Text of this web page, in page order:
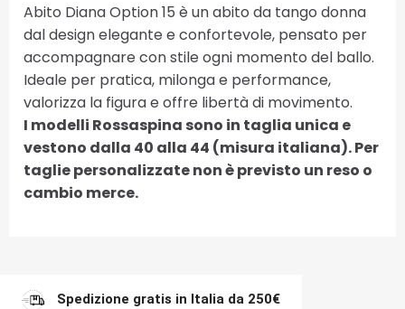
Abito Diana Option 15 è un abito da tango donna
dal design elegante e confortevole, pensato per
accompagnare con stile ogni momento del ballo.
Ideale per pratica, milonga e performance,
valorizza la figura e offre libertà di movimento.
I modelli Rossaspina sono in taglia unica e
vestono dalla 40 alla 44 (misura italiana). Per
taglie personalizzate non è previsto un reso o
cambio merce.
Spedizione gratis in Italia da 250€